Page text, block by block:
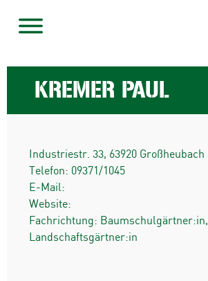
KREMER PAUL
Industriestr. 33, 63920 Großheubach
Telefon: 09371/1045
E-Mail:
Website:
Fachrichtung: Baumschulgärtner:in,
Landschaftsgärtner:in